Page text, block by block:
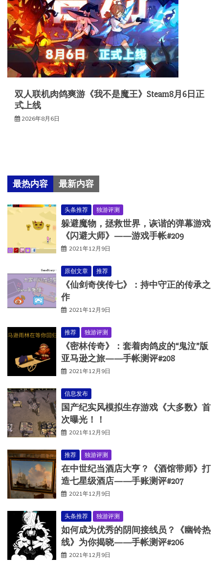
双人联机肉鸽爽游《我不是魔王》Steam8月6日正
式上线
2026年8月6日
最热内容 最新内容
头条推荐 独游评测
躲避魔物，拯救世界，诙谐的弹幕游戏
《闪避大师》——游戏手帐#209
2021年12月9日
原创文章 推荐
《仙剑奇侠传七》：持中守正的传承之
作
2021年12月9日
推荐 独游评测
《密林传奇》：套着肉鸽皮的“鬼泣”版
亚马逊之旅——手帐测评#208
2021年12月9日
信息发布
国产纪实风模拟生存游戏《大多数》首
次曝光！！
2021年12月9日
推荐 独游评测
在中世纪当酒店大亨？《酒馆带师》打
造七星级酒店——手账测评#207
2021年12月9日
头条推荐 独游评测
如何成为优秀的阴间接线员？《幽铃热
线》为你揭晓——手帐测评#206
2021年12月9日